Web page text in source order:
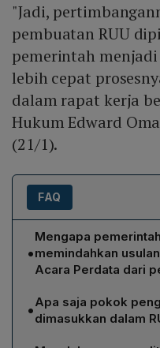
"Jadi,
pembuatan RUU
pemerintah menjadi
lebih cepat
dalam rapat kerja
Hukum Edward
(21/1).
FAQ
•
Mengapa
memindahkan
Acara Perdata dari
Pemindahan usulan
pengesahan
•Apa saja pokok
dimasukkan dalam
Badan Keahlian DPR